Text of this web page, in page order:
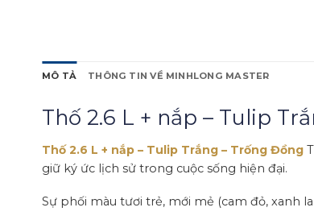
MÔ TẢ THÔNG TIN VỀ MINHLONG MASTER
Thố 2.6 L + nắp – Tulip
Thố 2.6 L + nắp – Tulip Trắng – Trống Đồng
giữ ký ức lịch sử trong cuộc sống hiện đại.
Sự phối màu tươi trẻ, mới mẻ (cam đỏ, xanh